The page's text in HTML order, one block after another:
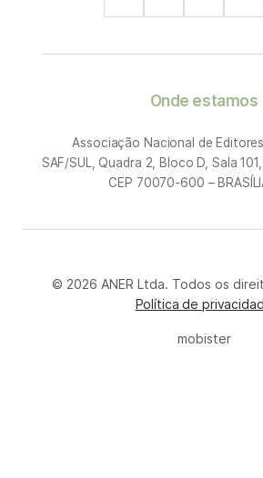
Onde estamos
Associação Nacional de
SAF/SUL, Quadra 2, Bloco D, Sala
CEP 70070-600 –
© 2026 ANER Ltda. Todos os
Política de
mobister